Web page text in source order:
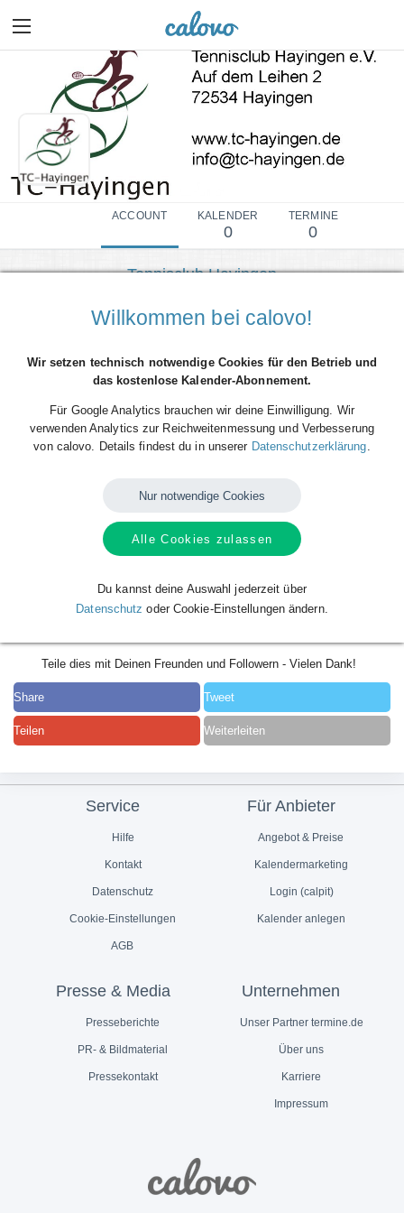
ACCOUNT KALENDER
0
TERMINE
0
Tennisclub Hayingen
Mehr Details einblenden
Teile dies mit Deinen Freunden und Followern - Vielen Dank!
Share Tweet
Teilen Weiterleiten
Service
Hilfe
Kontakt
Datenschutz
Cookie-Einstellungen
AGB
Für Anbieter
Angebot & Preise
Kalendermarketing
Login (calpit)
Kalender anlegen
Presse & Media
Presseberichte
PR- & Bildmaterial
Pressekontakt
Unternehmen
Unser Partner termine.de
Über uns
Karriere
Impressum
Willkommen bei calovo!
Wir setzen technisch notwendige Cookies für den Betrieb und
das kostenlose Kalender-Abonnement.
Für Google Analytics brauchen wir deine Einwilligung. Wir
verwenden Analytics zur Reichweitenmessung und Verbesserung
von calovo. Details findest du in unserer Datenschutzerklärung
Nur notwendige Cookies
Alle Cookies zulassen
Du kannst deine Auswahl jederzeit über
Datenschutz oder Cookie-Einstellungen ändern.